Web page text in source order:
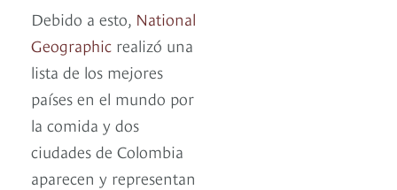
Debido a esto, National
Geographic realizó una
lista de los mejores
países en el mundo por
la comida y dos
ciudades de Colombia
aparecen y representan